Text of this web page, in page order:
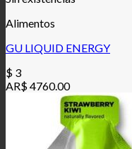
Alimentos
GU LIQUID ENERGY
$ 3
AR$ 4760.00